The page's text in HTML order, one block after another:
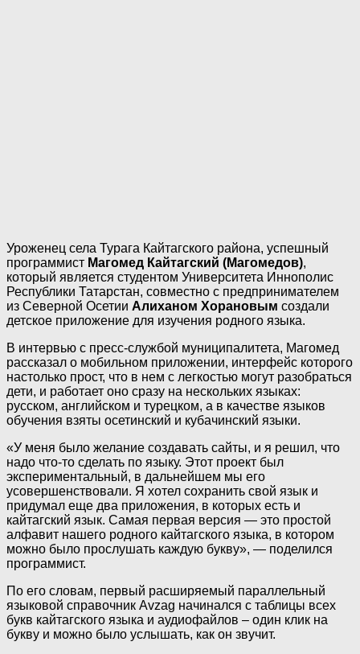
Уроженец села Турага Кайтагского района, успешный
программист Магомед Кайтагский (Магомедов),
который является студентом Университета Иннополис
Республики Татарстан, совместно с предпринимателем
из Северной Осетии Алиханом Хорановым создали
детское приложение для изучения родного языка.
В интервью с пресс-службой муниципалитета, Магомед
рассказал о мобильном приложении, интерфейс которого
настолько прост, что в нем с легкостью могут разобраться
дети, и работает оно сразу на нескольких языках:
русском, английском и турецком, а в качестве языков
обучения взяты осетинский и кубачинский языки.
«У меня было желание создавать сайты, и я решил, что
надо что-то сделать по языку. Этот проект был
экспериментальный, в дальнейшем мы его
усовершенствовали. Я хотел сохранить свой язык и
придумал еще два приложения, в которых есть и
кайтагский язык. Самая первая версия — это простой
алфавит нашего родного кайтагского языка, в котором
можно было прослушать каждую букву», — поделился
программист.
По его словам, первый расширяемый параллельный
языковой справочник Avzag начинался с таблицы всех
букв кайтагского языка и аудиофайлов – один клик на
букву и можно было услышать, как он звучит.